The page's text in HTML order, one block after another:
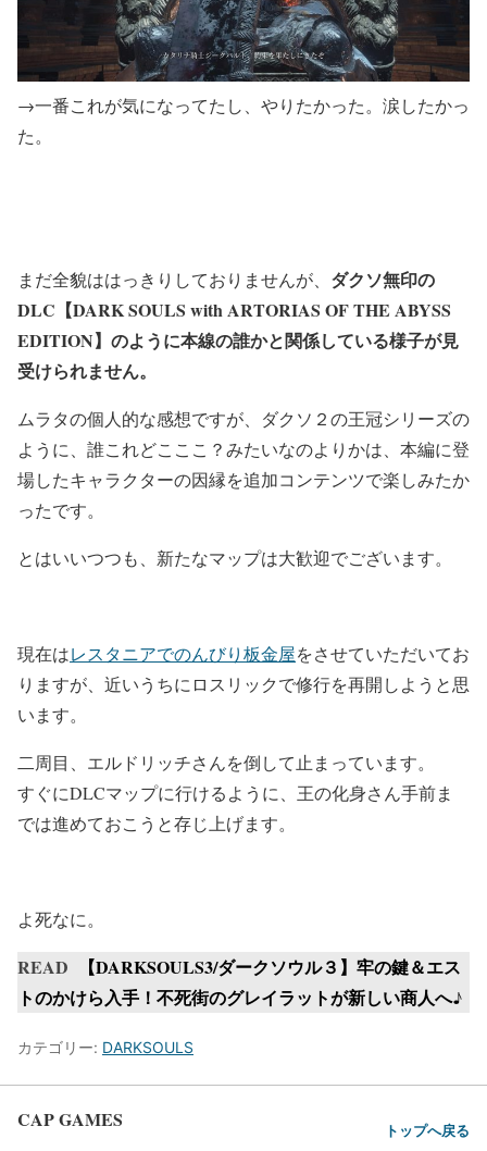
→一番これが気になってたし、やりたかった。涙したかっ
た。
まだ全貌ははっきりしておりませんが、 ダクソ無印の
DLC【DARK SOULS with ARTORIAS OF THE ABYSS
EDITION】のように本線の誰かと関係している様子が見
受けられません。
ムラタの個人的な感想ですが、ダクソ２の王冠シリーズの
ように、誰これどこここ？みたいなのよりかは、本編に登
場したキャラクターの因縁を追加コンテンツで楽しみたか
ったです。
とはいいつつも、新たなマップは大歓迎でございます。
現在はレスタニアでのんびり板金屋をさせていただいてお
りますが、近いうちにロスリックで修行を再開しようと思
います。
二周目、エルドリッチさんを倒して止まっています。
すぐにDLCマップに行けるように、王の化身さん手前ま
では進めておこうと存じ上げます。
よ死なに。
READ
【DARKSOULS3/ダークソウル３】牢の鍵＆エス
トのかけら入手！不死街のグレイラットが新しい商人へ♪
カテゴリー: DARKSOULS
CAP GAMES トップへ戻る